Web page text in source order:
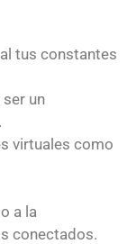
tus constantes
un
virtuales como
a la
conectados.